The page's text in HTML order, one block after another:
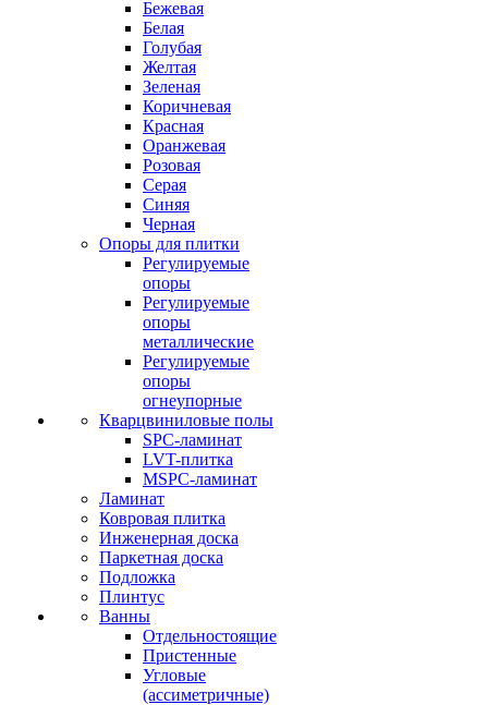
Бежевая
Белая
Голубая
Желтая
Зеленая
Коричневая
Красная
Оранжевая
Розовая
Серая
Синяя
Черная
Опоры для плитки
Регулируемые
опоры
Регулируемые
опоры
металлические
Регулируемые
опоры
огнеупорные
Кварцвиниловые полы
SPC-ламинат
LVT-плитка
MSPC-ламинат
Ламинат
Ковровая плитка
Инженерная доска
Паркетная доска
Подложка
Плинтус
Ванны
Отдельностоящие
Пристенные
Угловые
(ассиметричные)